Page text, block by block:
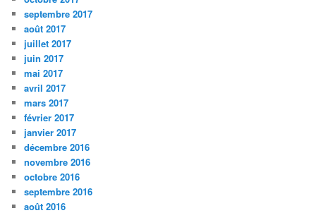
septembre 2017
août 2017
juillet 2017
juin 2017
mai 2017
avril 2017
mars 2017
février 2017
janvier 2017
décembre 2016
novembre 2016
octobre 2016
septembre 2016
août 2016